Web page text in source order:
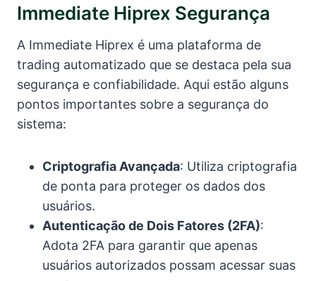
Immediate Hiprex Segurança
A Immediate Hiprex é uma plataforma de
trading automatizado que se destaca pela sua
segurança e confiabilidade. Aqui estão alguns
pontos importantes sobre a segurança do
sistema:
Criptografia Avançada: Utiliza criptografia
de ponta para proteger os dados dos
usuários.
Autenticação de Dois Fatores (2FA):
Adota 2FA para garantir que apenas
usuários autorizados possam acessar suas